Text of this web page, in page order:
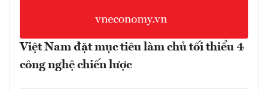
Việt Nam đặt mục tiêu làm chủ tối thiểu 4
công nghệ chiến lược